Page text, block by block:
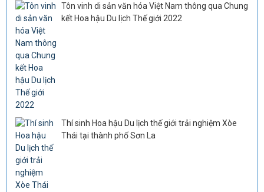
Tôn vinh di sản văn hóa Việt Nam thông qua Chung
kết Hoa hậu Du lịch Thế giới 2022
Thí sinh Hoa hậu Du lịch thế giới trải nghiệm Xòe
Thái tại thành phố Sơn La